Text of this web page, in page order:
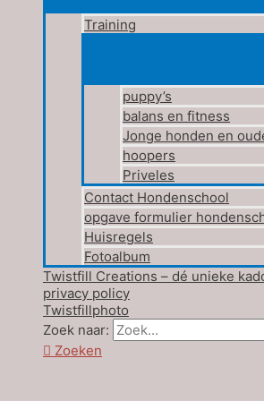
Training
puppy’s
balans en fitness
Jonge honden en
hoopers
Priveles
Contact Hondenschool
opgave formulier
Huisregels
Fotoalbum
Twistfill Creations – dé unieke
privacy policy
Twistfillphoto
Zoek naar:
Zoeken